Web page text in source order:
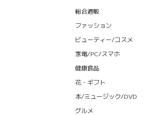
総合通販
ファッション
ビューティー/コスメ
家電/PC/スマホ
健康食品
花・ギフト
本/ミュージック/DVD
グルメ